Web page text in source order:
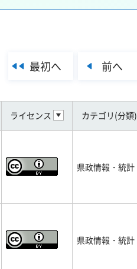
最初へ 前へ
ライセンス カテゴリ(分類)
県政情報・統計
県政情報・統計